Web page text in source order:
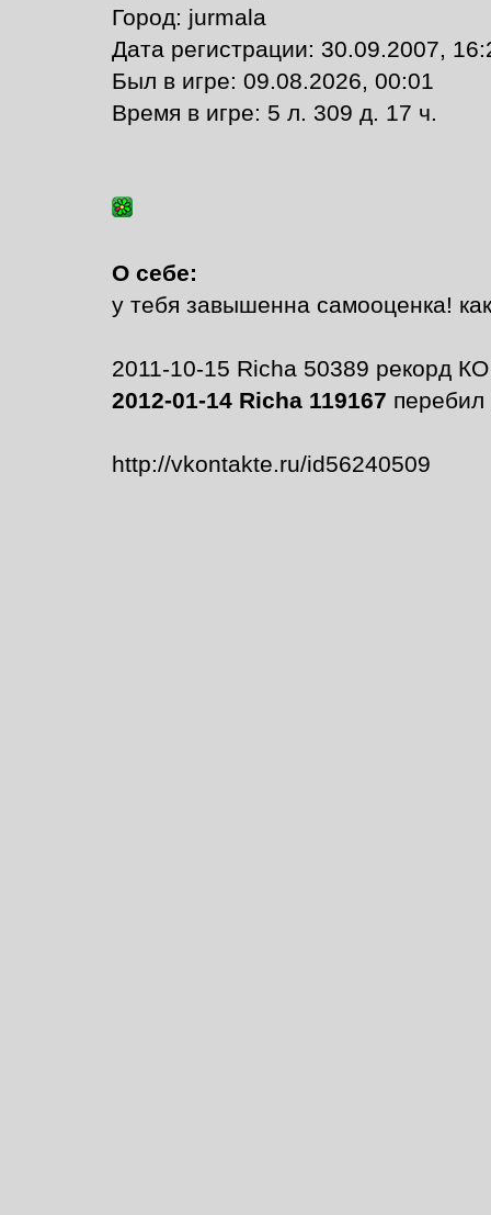
Город: jurmala
Дата регистрации: 30.09.2007,
Был в игре: 09.08.2026, 00:01
Время в игре: 5 л. 309 д. 17 ч.
О себе:
у тебя завышенна самооценка!
2011-10-15 Richa 50389 рекорд
2012-01-14 Richa 119167 перебил
http://vkontakte.ru/id56240509